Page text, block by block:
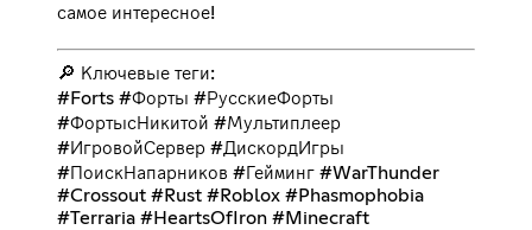
самое интересное!
🔎 Ключевые теги:
#Forts #Форты #РусскиеФорты
#ФортысНикитой #Мультиплеер
#ИгровойСервер #ДискордИгры
#ПоискНапарников #Гейминг #WarThunder
#Crossout #Rust #Roblox #Phasmophobia
#Terraria #HeartsOfIron #Minecraft